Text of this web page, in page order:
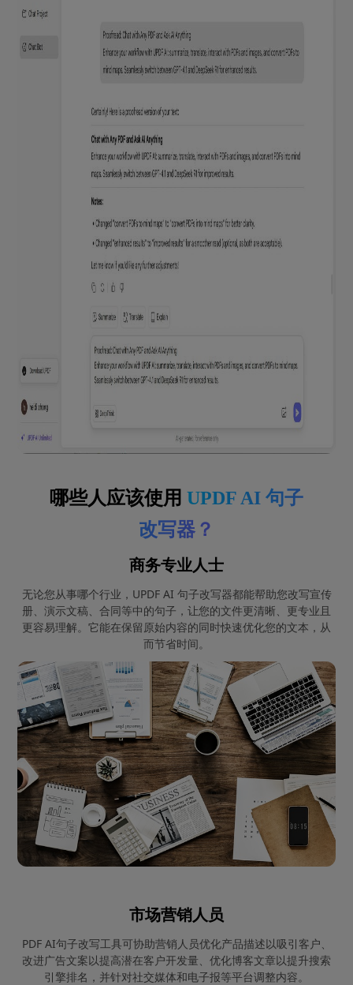
哪些人应该使用 UPDF AI 句子
改写器？
商务专业人士
无论您从事哪个行业，UPDF AI 句子改写器都能帮助您改写宣传
册、演示文稿、合同等中的句子，让您的文件更清晰、更专业且
更容易理解。它能在保留原始内容的同时快速优化您的文本，从
而节省时间。
市场营销人员
PDF AI句子改写工具可协助营销人员优化产品描述以吸引客户、
改进广告文案以提高潜在客户开发量、优化博客文章以提升搜索
引擎排名，并针对社交媒体和电子报等平台调整内容。